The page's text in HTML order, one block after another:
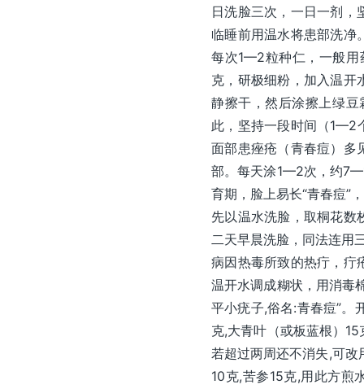
日洗脸三次，一日一剂，
临睡前用温水将患部洗净
每次1—2粒种仁，一般用
克，研极细粉，加入温开
静擦干，然后涂擦上绿
此，坚持一段时间（1—2
面部患痤疮（青春痘）多
部。每天涂1—2次，约
育期，脸上易长“青春痘”
先以温水洗脸，取桐花数
二天早晨洗脸，同法连用
病因热毒所致的热疔，疔
温开水调成糊状，用消毒
平小疣子,俗名:青春痘”。
克,大青叶（或板蓝根）
若超过两周还不消失,可
10克,苦参15克,用此方煎